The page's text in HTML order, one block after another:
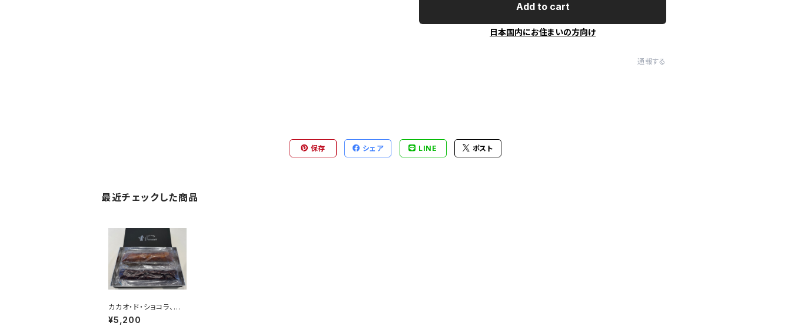
Add to cart
日本国内にお住まいの方向け
通報する
保存 シェア LINE ポスト
最近チェックした商品
カカオ・ド・ショコラ、ケ
ーク・オ・フリュイ セッ
ト
¥5,200